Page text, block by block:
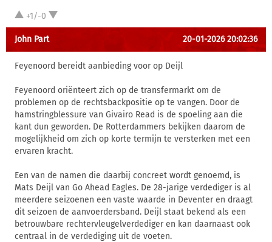
+1/-0
John Part 20-01-2026 20:02:36
Feyenoord bereidt aanbieding voor op Deijl
Feyenoord oriënteert zich op de transfermarkt om de
problemen op de rechtsbackpositie op te vangen. Door de
hamstringblessure van Givairo Read is de spoeling aan die
kant dun geworden. De Rotterdammers bekijken daarom de
mogelijkheid om zich op korte termijn te versterken met een
ervaren kracht.
Een van de namen die daarbij concreet wordt genoemd, is
Mats Deijl van Go Ahead Eagles. De 28-jarige verdediger is al
meerdere seizoenen een vaste waarde in Deventer en draagt
dit seizoen de aanvoerdersband. Deijl staat bekend als een
betrouwbare rechtervleugelverdediger en kan daarnaast ook
centraal in de verdediging uit de voeten.